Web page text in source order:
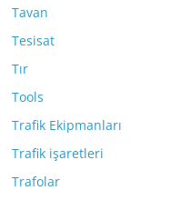
Tavan
Tesisat
Tır
Tools
Trafik Ekipmanları
Trafik işaretleri
Trafolar